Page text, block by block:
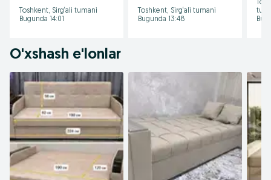
Toshkent, Sirg‘ali tumani
Bugunda 14:01
Toshkent, Sirg‘ali tumani
Bugunda 13:48
O'xshash e'lonlar